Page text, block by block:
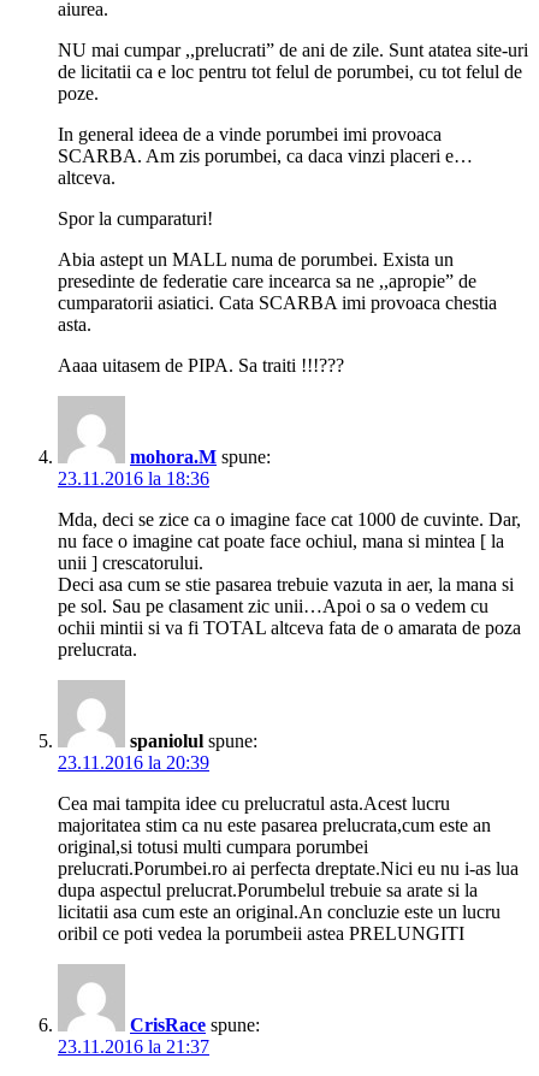
aiurea.
NU mai cumpar ,,prelucrati” de ani de zile. Sunt atatea site-uri
de licitatii ca e loc pentru tot felul de porumbei, cu tot felul de
poze.
In general ideea de a vinde porumbei imi provoaca
SCARBA. Am zis porumbei, ca daca vinzi placeri e…
altceva.
Spor la cumparaturi!
Abia astept un MALL numa de porumbei. Exista un
presedinte de federatie care incearca sa ne ,,apropie” de
cumparatorii asiatici. Cata SCARBA imi provoaca chestia
asta.
Aaaa uitasem de PIPA. Sa traiti !!!???
mohora.M spune:
23.11.2016 la 18:36
Mda, deci se zice ca o imagine face cat 1000 de cuvinte. Dar,
nu face o imagine cat poate face ochiul, mana si mintea [ la
unii ] crescatorului.
Deci asa cum se stie pasarea trebuie vazuta in aer, la mana si
pe sol. Sau pe clasament zic unii…Apoi o sa o vedem cu
ochii mintii si va fi TOTAL altceva fata de o amarata de poza
prelucrata.
spaniolul spune:
23.11.2016 la 20:39
Cea mai tampita idee cu prelucratul asta.Acest lucru
majoritatea stim ca nu este pasarea prelucrata,cum este an
original,si totusi multi cumpara porumbei
prelucrati.Porumbei.ro ai perfecta dreptate.Nici eu nu i-as lua
dupa aspectul prelucrat.Porumbelul trebuie sa arate si la
licitatii asa cum este an original.An concluzie este un lucru
oribil ce poti vedea la porumbeii astea PRELUNGITI
CrisRace spune:
23.11.2016 la 21:37